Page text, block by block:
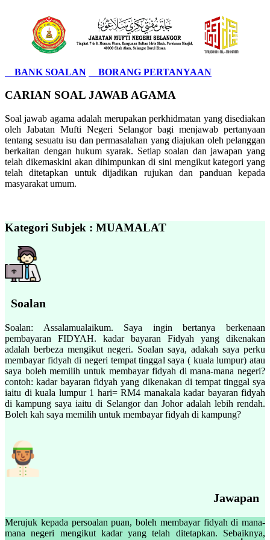
BANK SOALAN BORANG PERTANYAAN
CARIAN SOAL JAWAB AGAMA
Soal jawab agama adalah merupakan perkhidmatan yang disediakan
oleh Jabatan Mufti Negeri Selangor bagi menjawab pertanyaan
tentang sesuatu isu dan permasalahan yang diajukan oleh pelanggan
berkaitan dengan hukum syarak. Setiap soalan dan jawapan yang
telah dikemaskini akan dihimpunkan di sini mengikut kategori yang
telah ditetapkan untuk dijadikan rujukan dan panduan kepada
masyarakat umum.
Kategori Subjek : MUAMALAT
Soalan
Soalan: Assalamualaikum. Saya ingin bertanya berkenaan
pembayaran FIDYAH. kadar bayaran Fidyah yang dikenakan
adalah berbeza mengikut negeri. Soalan saya, adakah saya perku
membayar fidyah di negeri tempat tinggal saya ( kuala lumpur) atau
saya boleh memilih untuk membayar fidyah di mana-mana negeri?
contoh: kadar bayaran fidyah yang dikenakan di tempat tinggal sya
iaitu di kuala lumpur 1 hari= RM4 manakala kadar bayaran fidyah
di kampung saya iaitu di Selangor dan Johor adalah lebih rendah.
Boleh kah saya memilih untuk membayar fidyah di kampung?
Jawapan
Merujuk kepada persoalan puan, boleh membayar fidyah di mana-
mana negeri mengikut kadar yang telah ditetapkan. Sebaiknya,